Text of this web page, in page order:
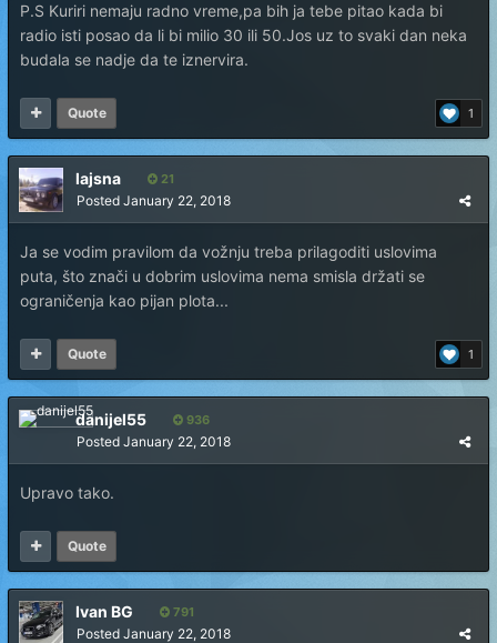
P.S Kuriri nemaju radno vreme,pa bih ja tebe pitao kada bi
radio isti posao da li bi milio 30 ili 50.Jos uz to svaki dan neka
budala se nadje da te iznervira.
1
Quote
lajsna 21
Posted January 22, 2018
Ja se vodim pravilom da vožnju treba prilagoditi uslovima
puta, što znači u dobrim uslovima nema smisla držati se
ograničenja kao pijan plota...
1
Quote
danijel55 936
Posted January 22, 2018
Upravo tako.
Quote
Ivan BG 791
Posted January 22, 2018